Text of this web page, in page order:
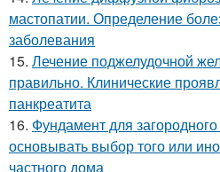
мастопатии. Определение
заболевания
15. Лечение поджелудочной
правильно. Клинические
панкреатита
16. Фундамент для
основывать выбор того или
частного дома